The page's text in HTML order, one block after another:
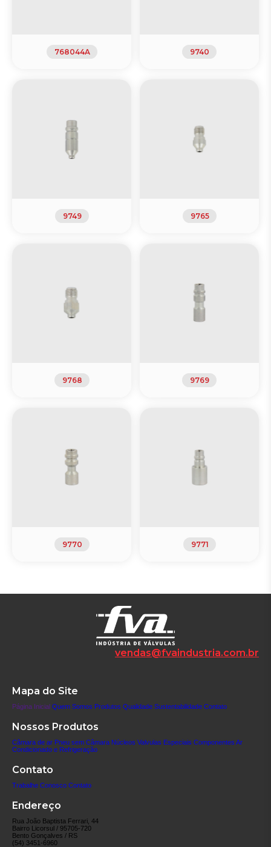
768044A 9740
9749 9765
9768 9769
9770 9771
vendas@fvaindustria.com.br
Mapa do Site
Página Inicial Quem Somos Produtos Qualidade Sustentabilidade Contato
Nossos Produtos
Câmara de ar Pneu sem Câmara Núcleos Valvulas Especiais Componentes Ar
Condicionado e Refrigeração
Contato
Trabalhe Conosco Contato
Endereço
Rua João Baptista Ferrari, 44
Bairro Licorsul / 95705-720
Bento Gonçalves / RS
(54) 3451-6960